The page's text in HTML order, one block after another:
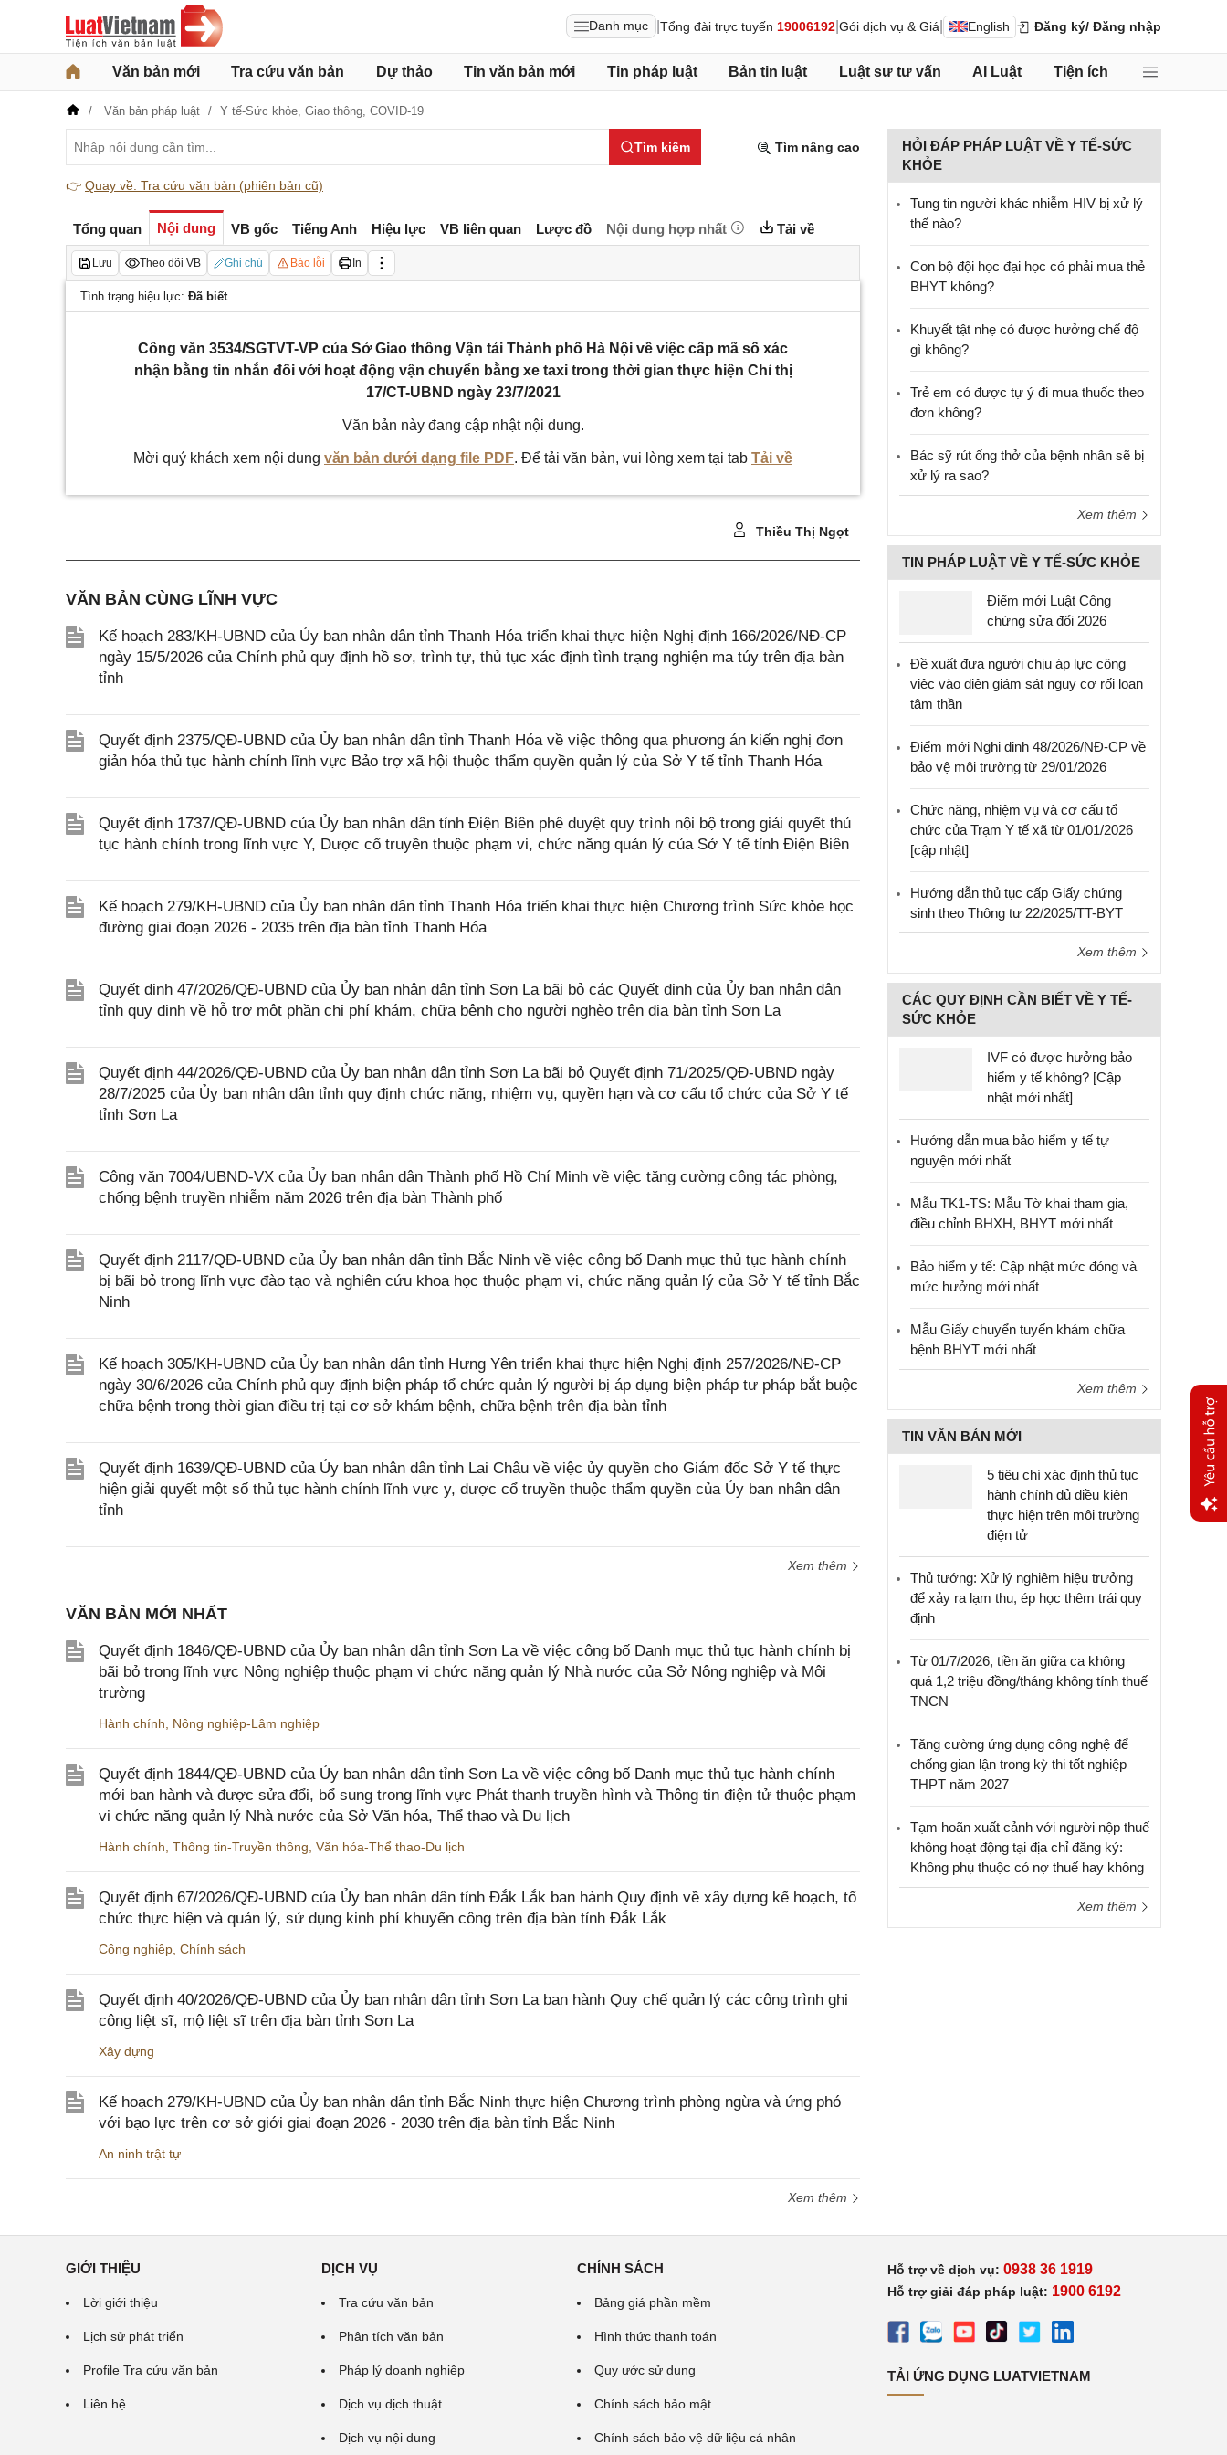
Danh mục Tổng đài trực tuyến 19006192 Gói dịch vụ & Giá English Đăng ký/ Đăng nhập
Văn bản mới Tra cứu văn bản Dự thảo Tin văn bản mới Tin pháp luật Bản tin luật Luật sư tư vấn AI Luật Tiện ích
Văn bản pháp luật Y tế-Sức khỏe, Giao thông, COVID-19
Tìm kiếm Tìm nâng cao
👉 Quay về: Tra cứu văn bản (phiên bản cũ)
Tổng quan Nội dung VB gốc Tiếng Anh Hiệu lực VB liên quan Lược đồ Nội dung hợp nhất Tải về
Lưu Theo dõi VB Ghi chú Báo lỗi In
Tình trạng hiệu lực: Đã biết
Công văn 3534/SGTVT-VP của Sở Giao thông Vận tải Thành phố Hà Nội về việc cấp mã số xác
nhận bằng tin nhắn đối với hoạt động vận chuyển bằng xe taxi trong thời gian thực hiện Chỉ thị
17/CT-UBND ngày 23/7/2021
Văn bản này đang cập nhật nội dung.
Mời quý khách xem nội dung văn bản dưới dạng file PDF. Để tải văn bản, vui lòng xem tại tab Tải về
Thiều Thị Ngọt
VĂN BẢN CÙNG LĨNH VỰC
Kế hoạch 283/KH-UBND của Ủy ban nhân dân tỉnh Thanh Hóa triển khai thực hiện Nghị định 166/2026/NĐ-CP
ngày 15/5/2026 của Chính phủ quy định hồ sơ, trình tự, thủ tục xác định tình trạng nghiện ma túy trên địa bàn
tỉnh
Quyết định 2375/QĐ-UBND của Ủy ban nhân dân tỉnh Thanh Hóa về việc thông qua phương án kiến nghị đơn
giản hóa thủ tục hành chính lĩnh vực Bảo trợ xã hội thuộc thẩm quyền quản lý của Sở Y tế tỉnh Thanh Hóa
Quyết định 1737/QĐ-UBND của Ủy ban nhân dân tỉnh Điện Biên phê duyệt quy trình nội bộ trong giải quyết thủ
tục hành chính trong lĩnh vực Y, Dược cổ truyền thuộc phạm vi, chức năng quản lý của Sở Y tế tỉnh Điện Biên
Kế hoạch 279/KH-UBND của Ủy ban nhân dân tỉnh Thanh Hóa triển khai thực hiện Chương trình Sức khỏe học
đường giai đoạn 2026 - 2035 trên địa bàn tỉnh Thanh Hóa
Quyết định 47/2026/QĐ-UBND của Ủy ban nhân dân tỉnh Sơn La bãi bỏ các Quyết định của Ủy ban nhân dân
tỉnh quy định về hỗ trợ một phần chi phí khám, chữa bệnh cho người nghèo trên địa bàn tỉnh Sơn La
Quyết định 44/2026/QĐ-UBND của Ủy ban nhân dân tỉnh Sơn La bãi bỏ Quyết định 71/2025/QĐ-UBND ngày
28/7/2025 của Ủy ban nhân dân tỉnh quy định chức năng, nhiệm vụ, quyền hạn và cơ cấu tổ chức của Sở Y tế
tỉnh Sơn La
Công văn 7004/UBND-VX của Ủy ban nhân dân Thành phố Hồ Chí Minh về việc tăng cường công tác phòng,
chống bệnh truyền nhiễm năm 2026 trên địa bàn Thành phố
Quyết định 2117/QĐ-UBND của Ủy ban nhân dân tỉnh Bắc Ninh về việc công bố Danh mục thủ tục hành chính
bị bãi bỏ trong lĩnh vực đào tạo và nghiên cứu khoa học thuộc phạm vi, chức năng quản lý của Sở Y tế tỉnh Bắc
Ninh
Kế hoạch 305/KH-UBND của Ủy ban nhân dân tỉnh Hưng Yên triển khai thực hiện Nghị định 257/2026/NĐ-CP
ngày 30/6/2026 của Chính phủ quy định biện pháp tổ chức quản lý người bị áp dụng biện pháp tư pháp bắt buộc
chữa bệnh trong thời gian điều trị tại cơ sở khám bệnh, chữa bệnh trên địa bàn tỉnh
Quyết định 1639/QĐ-UBND của Ủy ban nhân dân tỉnh Lai Châu về việc ủy quyền cho Giám đốc Sở Y tế thực
hiện giải quyết một số thủ tục hành chính lĩnh vực y, dược cổ truyền thuộc thẩm quyền của Ủy ban nhân dân
tỉnh
Xem thêm
VĂN BẢN MỚI NHẤT
Quyết định 1846/QĐ-UBND của Ủy ban nhân dân tỉnh Sơn La về việc công bố Danh mục thủ tục hành chính bị
bãi bỏ trong lĩnh vực Nông nghiệp thuộc phạm vi chức năng quản lý Nhà nước của Sở Nông nghiệp và Môi
trường
Hành chính Nông nghiệp-Lâm nghiệp
Quyết định 1844/QĐ-UBND của Ủy ban nhân dân tỉnh Sơn La về việc công bố Danh mục thủ tục hành chính
mới ban hành và được sửa đổi, bổ sung trong lĩnh vực Phát thanh truyền hình và Thông tin điện tử thuộc phạm
vi chức năng quản lý Nhà nước của Sở Văn hóa, Thể thao và Du lịch
Hành chính Thông tin-Truyền thông Văn hóa-Thể thao-Du lịch
Quyết định 67/2026/QĐ-UBND của Ủy ban nhân dân tỉnh Đắk Lắk ban hành Quy định về xây dựng kế hoạch, tổ
chức thực hiện và quản lý, sử dụng kinh phí khuyến công trên địa bàn tỉnh Đắk Lắk
Công nghiệp Chính sách
Quyết định 40/2026/QĐ-UBND của Ủy ban nhân dân tỉnh Sơn La ban hành Quy chế quản lý các công trình ghi
công liệt sĩ, mộ liệt sĩ trên địa bàn tỉnh Sơn La
Xây dựng
Kế hoạch 279/KH-UBND của Ủy ban nhân dân tỉnh Bắc Ninh thực hiện Chương trình phòng ngừa và ứng phó
với bạo lực trên cơ sở giới giai đoạn 2026 - 2030 trên địa bàn tỉnh Bắc Ninh
An ninh trật tự
Xem thêm
HỎI ĐÁP PHÁP LUẬT VỀ Y TẾ-SỨC
KHỎE
Tung tin người khác nhiễm HIV bị xử lý
thế nào?
Con bộ đội học đại học có phải mua thẻ
BHYT không?
Khuyết tật nhẹ có được hưởng chế độ
gì không?
Trẻ em có được tự ý đi mua thuốc theo
đơn không?
Bác sỹ rút ống thở của bệnh nhân sẽ bị
xử lý ra sao?
Xem thêm
TIN PHÁP LUẬT VỀ Y TẾ-SỨC KHỎE
Điểm mới Luật Công
chứng sửa đổi 2026
Đề xuất đưa người chịu áp lực công
việc vào diện giám sát nguy cơ rối loạn
tâm thần
Điểm mới Nghị định 48/2026/NĐ-CP về
bảo vệ môi trường từ 29/01/2026
Chức năng, nhiệm vụ và cơ cấu tổ
chức của Trạm Y tế xã từ 01/01/2026
[cập nhật]
Hướng dẫn thủ tục cấp Giấy chứng
sinh theo Thông tư 22/2025/TT-BYT
Xem thêm
CÁC QUY ĐỊNH CẦN BIẾT VỀ Y TẾ-
SỨC KHỎE
IVF có được hưởng bảo
hiểm y tế không? [Cập
nhật mới nhất]
Hướng dẫn mua bảo hiểm y tế tự
nguyện mới nhất
Mẫu TK1-TS: Mẫu Tờ khai tham gia,
điều chỉnh BHXH, BHYT mới nhất
Bảo hiểm y tế: Cập nhật mức đóng và
mức hưởng mới nhất
Mẫu Giấy chuyển tuyến khám chữa
bệnh BHYT mới nhất
Xem thêm
TIN VĂN BẢN MỚI
5 tiêu chí xác định thủ tục
hành chính đủ điều kiện
thực hiện trên môi trường
điện tử
Thủ tướng: Xử lý nghiêm hiệu trưởng
để xảy ra lạm thu, ép học thêm trái quy
định
Từ 01/7/2026, tiền ăn giữa ca không
quá 1,2 triệu đồng/tháng không tính thuế
TNCN
Tăng cường ứng dụng công nghệ để
chống gian lận trong kỳ thi tốt nghiệp
THPT năm 2027
Tạm hoãn xuất cảnh với người nộp thuế
không hoạt động tại địa chỉ đăng ký:
Không phụ thuộc có nợ thuế hay không
Xem thêm
GIỚI THIỆU
Lời giới thiệu
Lịch sử phát triển
Profile Tra cứu văn bản
Liên hệ
DỊCH VỤ
Tra cứu văn bản
Phân tích văn bản
Pháp lý doanh nghiệp
Dịch vụ dịch thuật
Dịch vụ nội dung
CHÍNH SÁCH
Bảng giá phần mềm
Hình thức thanh toán
Quy ước sử dụng
Chính sách bảo mật
Chính sách bảo vệ dữ liệu cá nhân
Hỗ trợ về dịch vụ: 0938 36 1919
Hỗ trợ giải đáp pháp luật: 1900 6192
TẢI ỨNG DỤNG LUATVIETNAM